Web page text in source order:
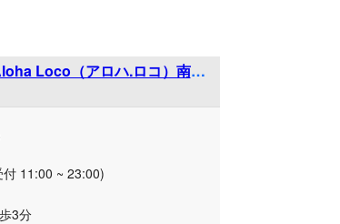
Loco（アロハ.ロコ）南流
11:00 ~ 23:00)
3分